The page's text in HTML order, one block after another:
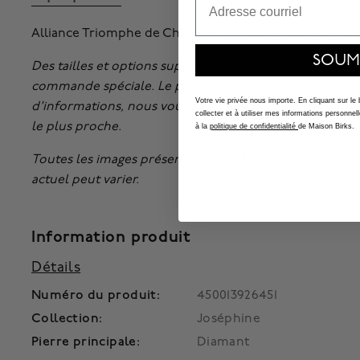
Alliance Triomphe de Chaumet en or rose, pavé de
Des tailles et options supplémentaires peuvent
commande spéciale. Le prix varie en fonction des
d'informations, nous vous invitons àprendre un
le plus proche.
Toutes les images présentées sont à titre d'illustration
actuel peut varier.
Information produit
Détails
Numéro du produit:
450013926451
Collection:
Joséphine
Pierre principale:
Diamant
Votre vie privée nous importe. En cliquant sur
collecter et à utiliser mes informations
à la politique de confidentialité de Maison Birks.